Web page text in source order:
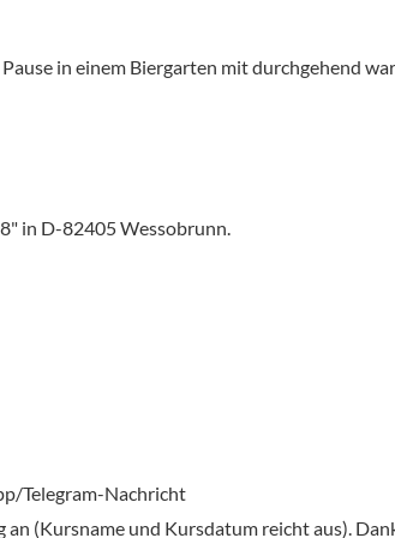
in einem Biergarten mit durchgehend
in D-82405 Wessobrunn.
Telegram-Nachricht
(Kursname und Kursdatum reicht aus).